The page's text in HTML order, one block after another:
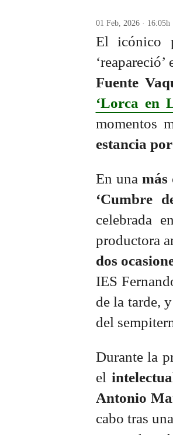
01 Feb, 2026 · 16:05h
El icónico
Fuente
‘Lorca en
momentos
estancia
En una más
‘Cumbre
celebrada
productora
dos
IES
de la tarde,
del
Durante la
el
Antonio
cabo tras